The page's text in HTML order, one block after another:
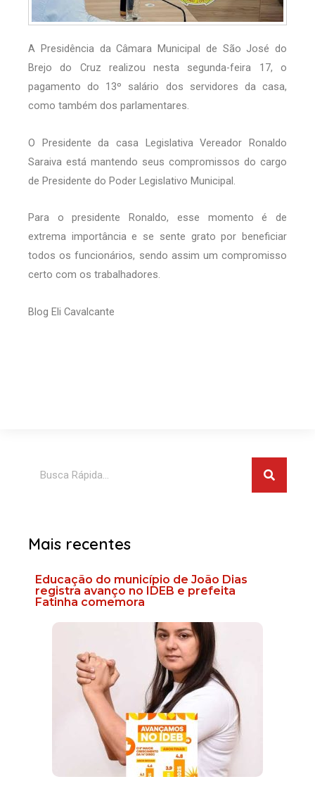
A Presidência da Câmara Municipal de São José do
Brejo do Cruz realizou nesta segunda-feira 17, o
pagamento do 13º salário dos servidores da casa,
como também dos parlamentares.
O Presidente da casa Legislativa Vereador Ronaldo
Saraiva está mantendo seus compromissos do cargo
de Presidente do Poder Legislativo Municipal.
Para o presidente Ronaldo, esse momento é de
extrema importância e se sente grato por beneficiar
todos os funcionários, sendo assim um compromisso
certo com os trabalhadores.
Blog Eli Cavalcante
Mais recentes
Educação do município de João Dias
registra avanço no IDEB e prefeita
Fatinha comemora